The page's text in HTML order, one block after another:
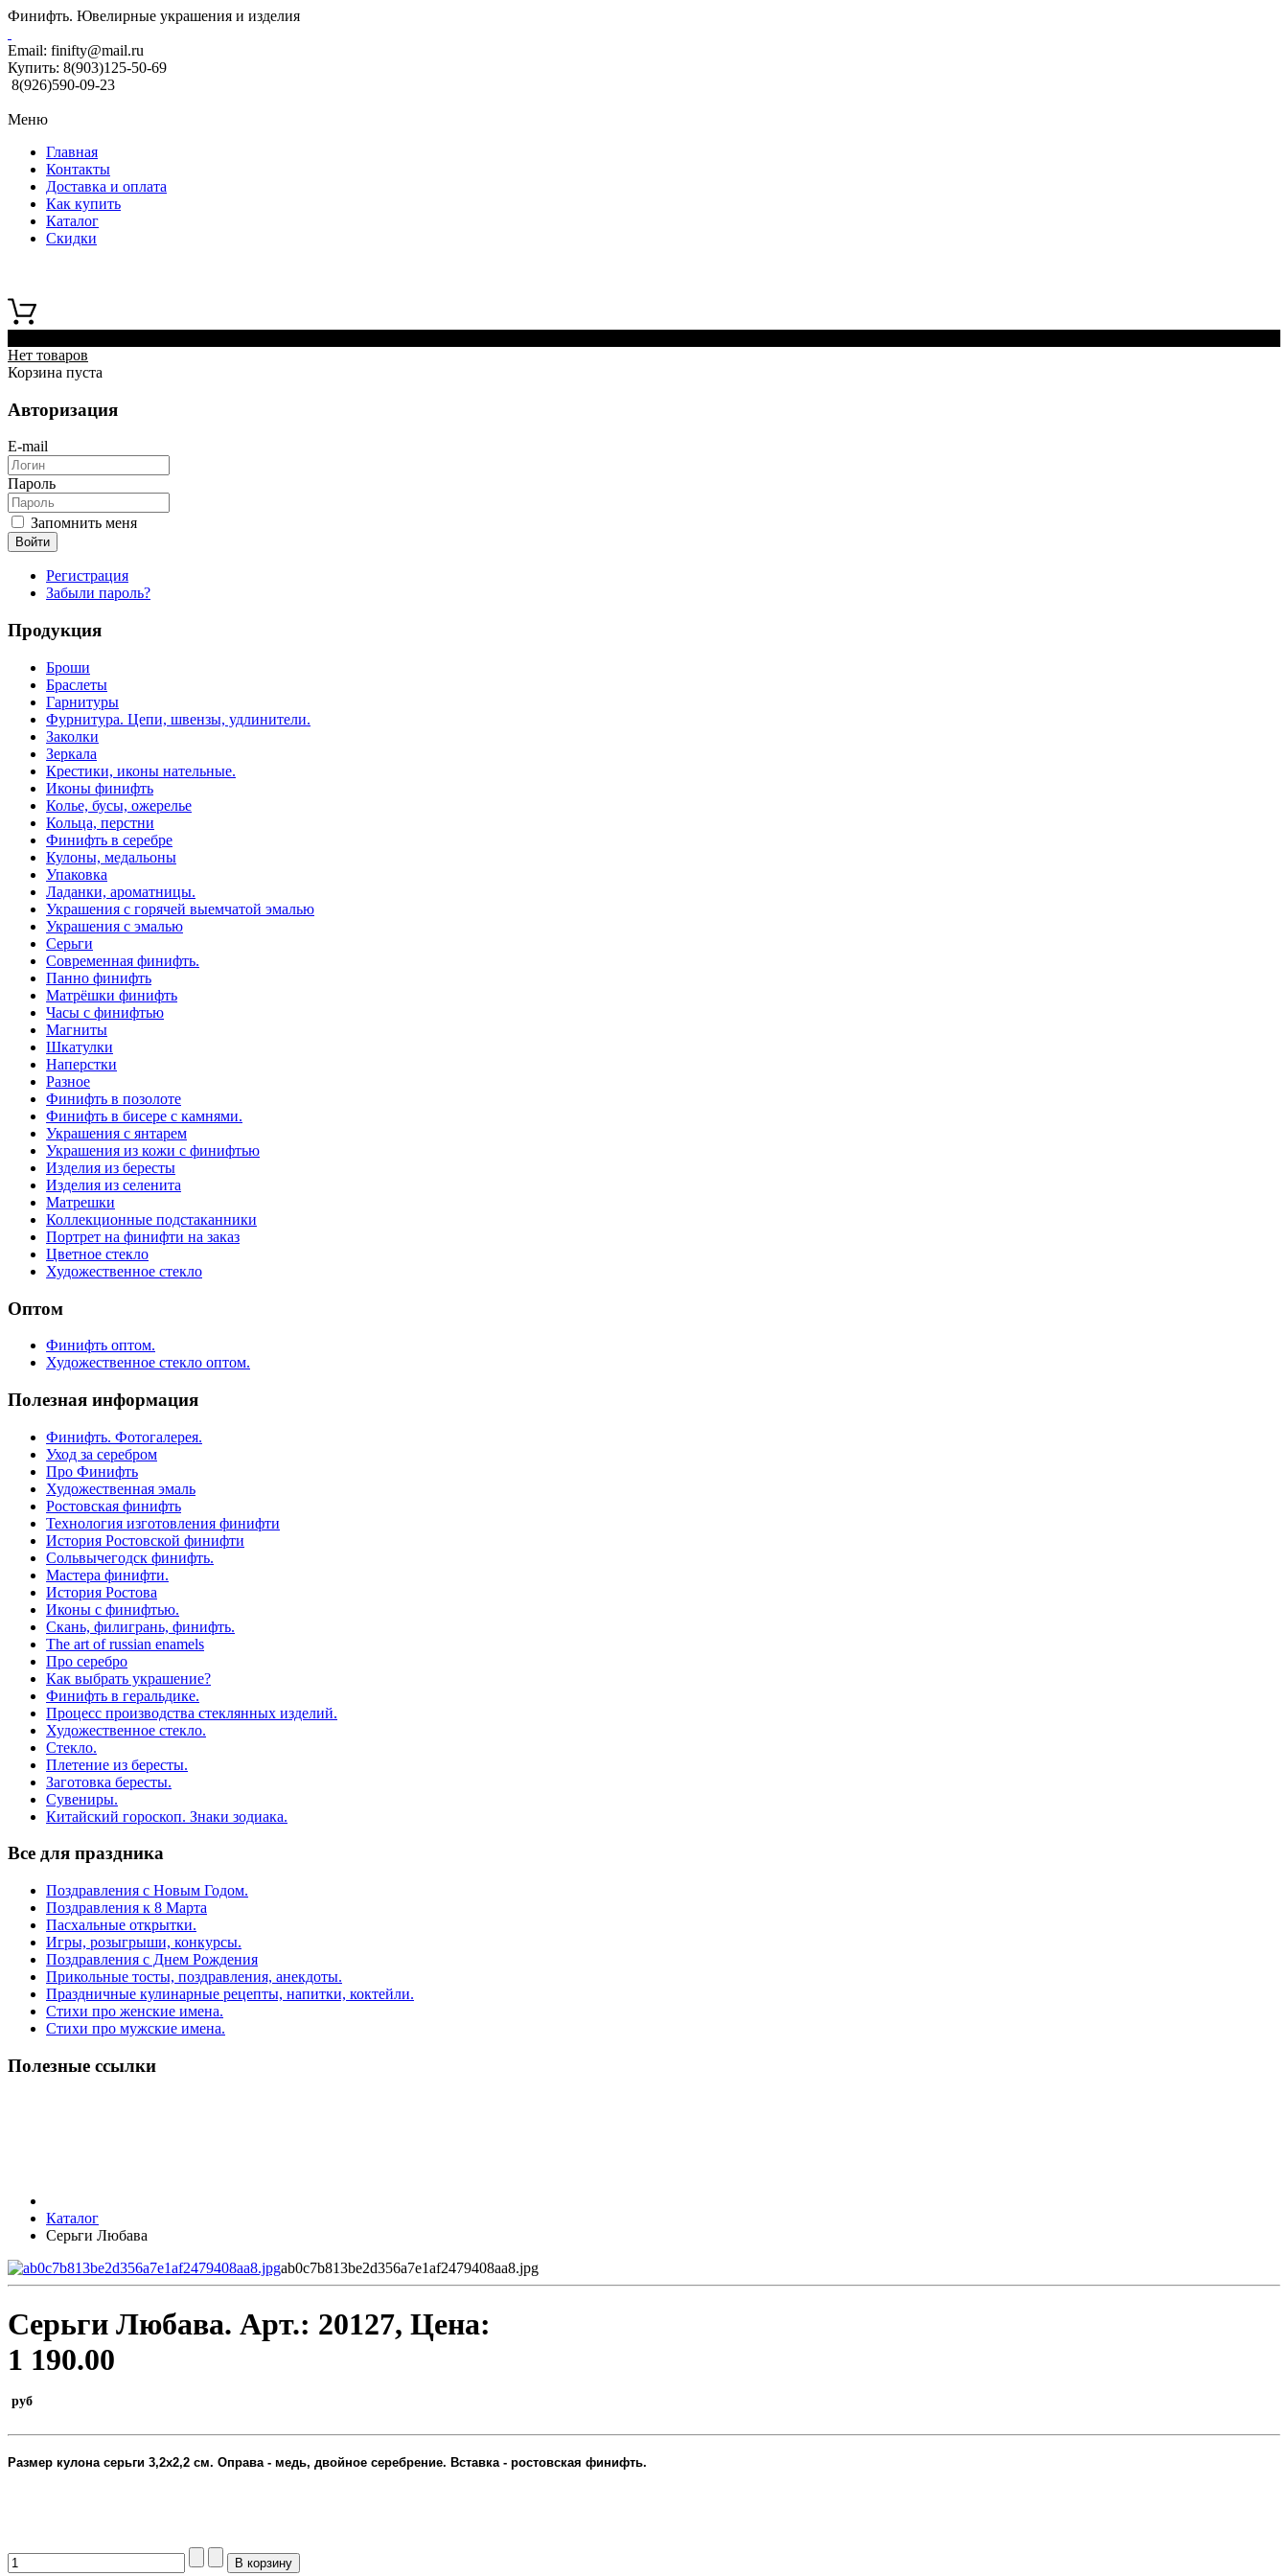
Финифть. Ювелирные украшения и изделия
Email: finifty@mail.ru
Купить: 8(903)125-50-69
8(926)590-09-23
Меню
Главная
Контакты
Доставка и оплата
Как купить
Каталог
Скидки
Нет товаров
Корзина пуста
Авторизация
E-mail
Пароль
Запомнить меня
Войти
Регистрация
Забыли пароль?
Продукция
Броши
Браслеты
Гарнитуры
Фурнитура. Цепи, швензы, удлинители.
Заколки
Зеркала
Крестики, иконы нательные.
Иконы финифть
Колье, бусы, ожерелье
Кольца, перстни
Финифть в серебре
Кулоны, медальоны
Упаковка
Ладанки, ароматницы.
Украшения с горячей выемчатой эмалью
Украшения с эмалью
Серьги
Современная финифть.
Панно финифть
Матрёшки финифть
Часы с финифтью
Магниты
Шкатулки
Наперстки
Разное
Финифть в позолоте
Финифть в бисере с камнями.
Украшения с янтарем
Украшения из кожи с финифтью
Изделия из бересты
Изделия из селенита
Матрешки
Коллекционные подстаканники
Портрет на финифти на заказ
Цветное стекло
Художественное стекло
Оптом
Финифть оптом.
Художественное стекло оптом.
Полезная информация
Финифть. Фотогалерея.
Уход за серебром
Про Финифть
Художественная эмаль
Ростовская финифть
Технология изготовления финифти
История Ростовской финифти
Сольвычегодск финифть.
Мастера финифти.
История Ростова
Иконы с финифтью.
Скань, филигрань, финифть.
The art of russian enamels
Про серебро
Как выбрать украшение?
Финифть в геральдике.
Процесс производства стеклянных изделий.
Художественное стекло.
Стекло.
Плетение из бересты.
Заготовка бересты.
Сувениры.
Китайский гороскоп. Знаки зодиака.
Все для праздника
Поздравления с Новым Годом.
Поздравления к 8 Марта
Пасхальные открытки.
Игры, розыгрыши, конкурсы.
Поздравления с Днем Рождения
Прикольные тосты, поздравления, анекдоты.
Праздничные кулинарные рецепты, напитки, коктейли.
Стихи про женские имена.
Стихи про мужские имена.
Полезные ссылки
Каталог
Серьги Любава
ab0c7b813be2d356a7e1af2479408aa8.jpg
Серьги Любава. Арт.: 20127, Цена:
1 190.00
руб
Размер кулона серьги 3,2х2,2 см. Оправа - медь, двойное серебрение. Вставка - ростовская финифть.